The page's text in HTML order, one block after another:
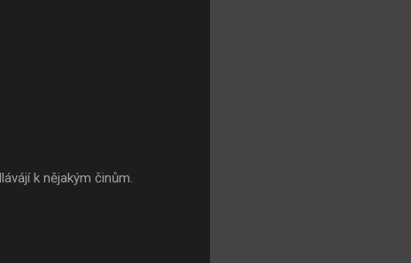
k nějakým činům.